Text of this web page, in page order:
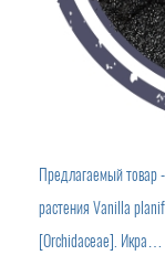
Предлагаемый товар
растения Vanilla
[Orchidaceae]. Икра…